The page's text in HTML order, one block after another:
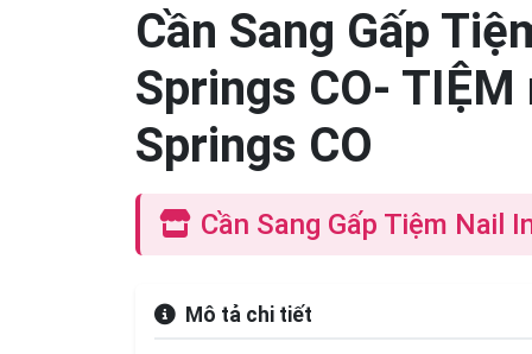
Cần Sang Gấp
Springs CO-
Springs CO
Cần Sang Gấp Tiệm Nail
Mô tả chi tiết